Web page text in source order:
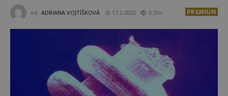
od ADRIANA VOJTÍŠKOVÁ 17.2.2022 3.3tis PREMIUM